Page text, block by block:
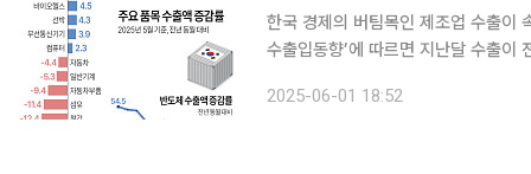
한국 경제의 버팀목인 제조업 수출이
수출입동향’에 따르면 지난달 수출
력 수출 상품 중 반도체 수출액은 5월
2025-06-01 18:52